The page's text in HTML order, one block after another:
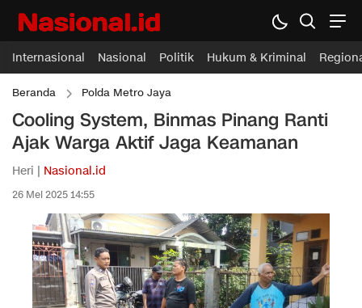
Internasional Nasional Politik Hukum & Kriminal
Beranda Polda Metro Jaya
Cooling System, Binmas Pinang Ranti
Ajak Warga Aktif Jaga Keamanan
Heri | Nasional.id
26 Mei 2025 14:55